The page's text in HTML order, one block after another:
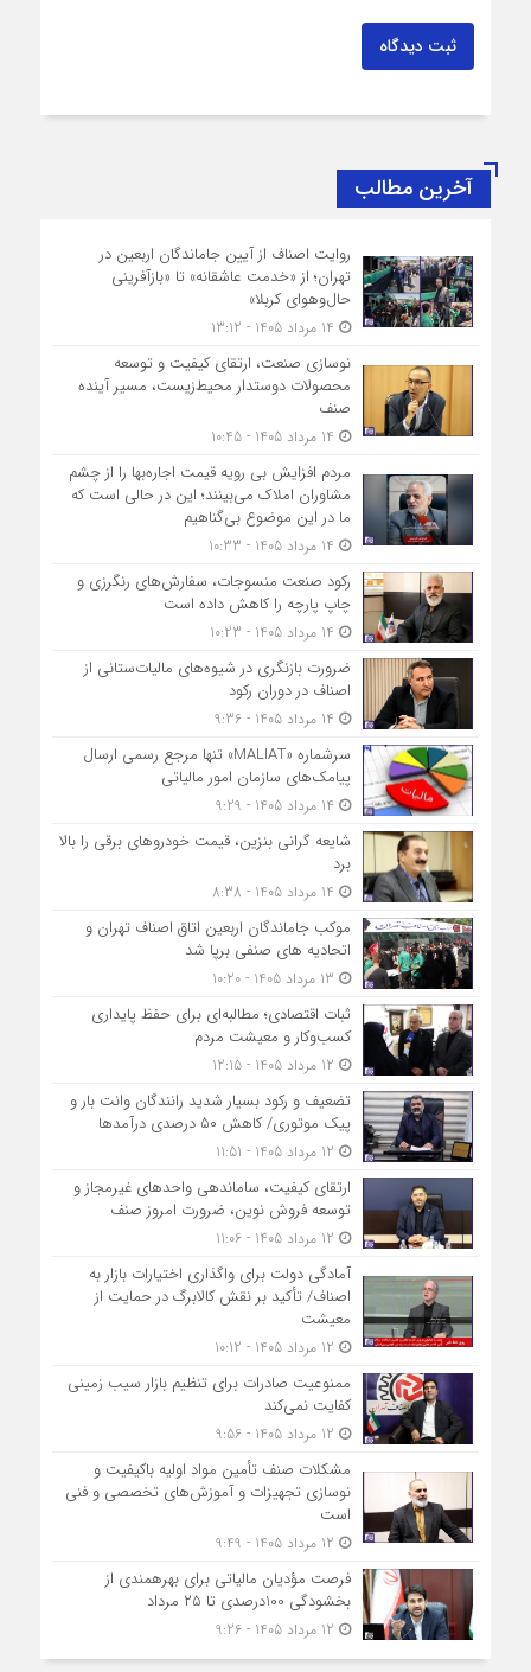
ثبت دیدگاه
آخرین مطالب
روایت اصناف از آیین جاماندگان اربعین در
تهران؛ از «خدمت عاشقانه» تا «بازآفرینی
حال‌وهوای کربلا»
نوسازی صنعت، ارتقای کیفیت و توسعه
محصولات دوستدار محیط‌زیست، مسیر آینده
صنف
مردم افزایش بی رویه قیمت اجاره‌بها را از چشم
مشاوران املاک می‌بینند؛ این در حالی است که
ما در این موضوع بی‌گناهیم
رکود صنعت منسوجات، سفارش‌های رنگرزی و
چاپ پارچه را کاهش داده است
ضرورت بازنگری در شیوه‌های مالیات‌ستانی از
اصناف در دوران رکود
سرشماره «MALIAT» تنها مرجع رسمی ارسال
پیامک‌های سازمان امور مالیاتی
شایعه گرانی بنزین، قیمت خودروهای برقی را بالا
برد
موکب جاماندگان اربعین اتاق اصناف تهران و
اتحادیه های صنفی برپا شد
ثبات اقتصادی؛ مطالبه‌ای برای حفظ پایداری
کسب‌وکار و معیشت مردم
تضعیف و رکود بسیار شدید رانندگان وانت بار و
پیک موتوری/ کاهش ۵۰ درصدی درآمدها
ارتقای کیفیت، ساماندهی واحدهای غیرمجاز و
توسعه فروش نوین، ضرورت امروز صنف
آمادگی دولت برای واگذاری اختیارات بازار به
اصناف/ تأکید بر نقش کالابرگ در حمایت از
معیشت
ممنوعیت صادرات برای تنظیم بازار سیب زمینی
کفایت نمی‌کند
مشکلات صنف تأمین مواد اولیه باکیفیت و
نوسازی تجهیزات و آموزش‌های تخصصی و فنی
است
فرصت مؤدیان مالیاتی برای بهره‎مندی از
بخشودگی 100درصدی تا ۲۵ مرداد